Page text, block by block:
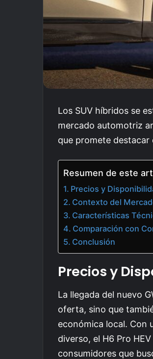
Los SUV híbridos se
mercado automotriz
que promete
Resumen de este
Precios y
Contexto del
Características
Comparación con
Conclusión
Precios y
La llegada del nuevo
oferta, sino que
económica local. Con
diverso, el H6 Pro
consumidores que